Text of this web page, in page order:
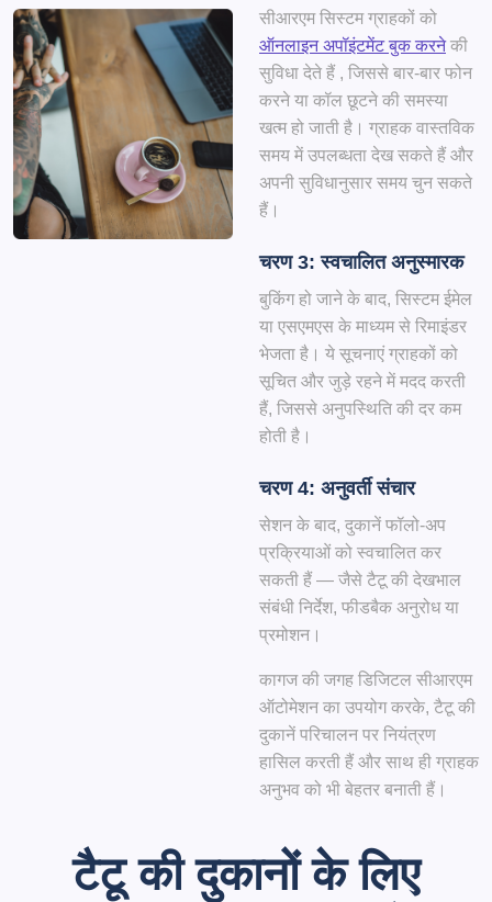
सीआरएम सिस्टम ग्राहकों को
ऑनलाइन अपॉइंटमेंट बुक करनेकी
सुविधा देते हैं , जिससे बार-बार फोन
करने या कॉल छूटने की समस्या
खत्म हो जाती है। ग्राहक वास्तविक
समय में उपलब्धता देख सकते हैं और
अपनी सुविधानुसार समय चुन सकते
हैं।
चरण 3: स्वचालित अनुस्मारक
बुकिंग हो जाने के बाद, सिस्टम ईमेल
या एसएमएस के माध्यम से रिमाइंडर
भेजता है। ये सूचनाएं ग्राहकों को
सूचित और जुड़े रहने में मदद करती
हैं, जिससे अनुपस्थिति की दर कम
होती है।
चरण 4: अनुवर्ती संचार
सेशन के बाद, दुकानें फॉलो-अप
प्रक्रियाओं को स्वचालित कर
सकती हैं — जैसे टैटू की देखभाल
संबंधी निर्देश, फीडबैक अनुरोध या
प्रमोशन।
कागज की जगह डिजिटल सीआरएम
ऑटोमेशन का उपयोग करके, टैटू की
दुकानें परिचालन पर नियंत्रण
हासिल करती हैं और साथ ही ग्राहक
अनुभव को भी बेहतर बनाती हैं।
टैटू की दुकानों के लिए